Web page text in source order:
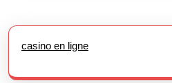
casino en ligne